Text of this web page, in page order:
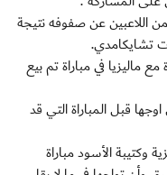
اللاعبين عن صفوفه نتيجة
تشايكامدي.
ماليزيا في مباراة تم بيع
قبل المباراة التي قد
وكتيبة الأسود مباراة